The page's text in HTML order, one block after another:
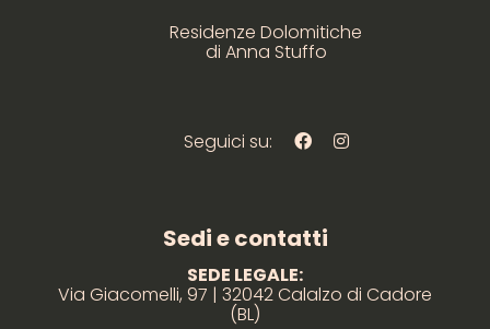
Residenze Dolomitiche
di Anna Stuffo
Seguici su:
Sedi e contatti
SEDE LEGALE:
Via Giacomelli, 97 | 32042 Calalzo di Cadore
(BL)